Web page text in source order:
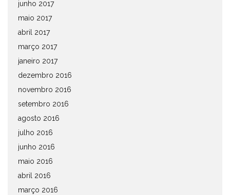
junho 2017
maio 2017
abril 2017
março 2017
janeiro 2017
dezembro 2016
novembro 2016
setembro 2016
agosto 2016
julho 2016
junho 2016
maio 2016
abril 2016
março 2016